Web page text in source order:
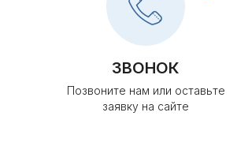
ЗВОНОК
Позвоните нам или оставьте
заявку на сайте